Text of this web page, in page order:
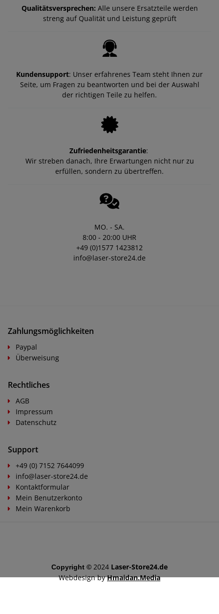
Qualitätsversprechen: Alle unsere Ersatzteile werden
streng auf Qualität und Leistung geprüft
Kundensupport: Unser erfahrenes Team steht Ihnen zur
Seite, um Fragen zu beantworten und bei der Auswahl
der richtigen Teile zu helfen.
Zufriedenheitsgarantie:
Wir streben danach, Ihre Erwartungen nicht nur zu
erfüllen, sondern zu übertreffen.
MO. - SA.
8:00 - 20:00 UHR
+49 (0)1577 1423812
info@laser-store24.de
Support
+49 (0) 7152 7644099
info@laser-store24.de
Kontaktformular
Mein Benutzerkonto
Mein Warenkorb
Rechtliches
AGB
Impressum
Datenschutz
Zahlungsmöglichkeiten
Paypal
Überweisung
Copyright © 2024 Laser-Store24.de
Webdesign by Hmaidan.Media